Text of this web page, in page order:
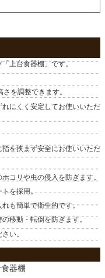
上台食器棚」です。
を調整できます。
にくく安定してお使いいただ
を挟まず安全にお使いいただ
コリや虫の侵入を防ぎます。
トを採用。
も簡単で衛生的です。
移動・転倒を防ぎます。
い。
器棚